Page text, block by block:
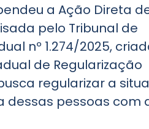
a Ação Direta
pelo Tribunal de
nº 1.274/2025,
de Regularização
regularizar a
dessas pessoas com